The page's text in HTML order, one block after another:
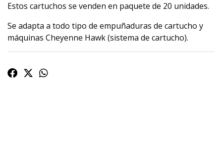
Estos cartuchos se venden en paquete de 20 unidades.
Se adapta a todo tipo de empuñaduras de cartucho y
máquinas Cheyenne Hawk (sistema de cartucho).